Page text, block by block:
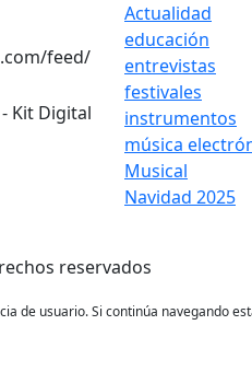
feed/
Actualidad
educación
entrevistas
festivales
instrumentos
música
Musical
Navidad 2025
reservados
de usuario. Si continúa navegando